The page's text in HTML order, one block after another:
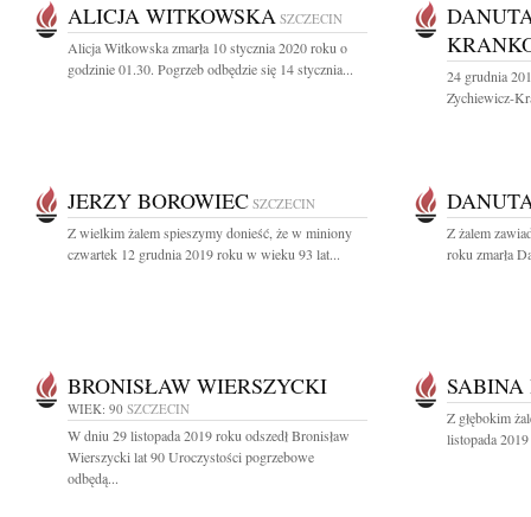
ALICJA WITKOWSKA SZCZECIN
Alicja Witkowska zmarła 10 stycznia 2020 roku o
godzinie 01.30. Pogrzeb odbędzie się 14 stycznia...
24 grudnia
Zychiewicz-
JERZY BOROWIEC SZCZECIN
Z wielkim żalem spieszymy donieść, że w miniony
czwartek 12 grudnia 2019 roku w wieku 93 lat...
Z żalem
roku zmarła
BRONISŁAW WIERSZYCKI
WIEK: 90 SZCZECIN
W dniu 29 listopada 2019 roku odszedł Bronisław
Wierszycki lat 90 Uroczystości pogrzebowe
odbędą...
Z głębokim
listopada 2019